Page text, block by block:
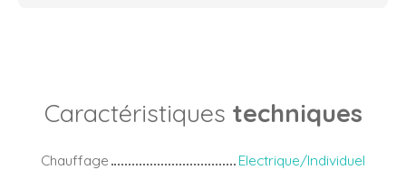
Caractéristiques techniques
Chauffage
Electrique/Individuel